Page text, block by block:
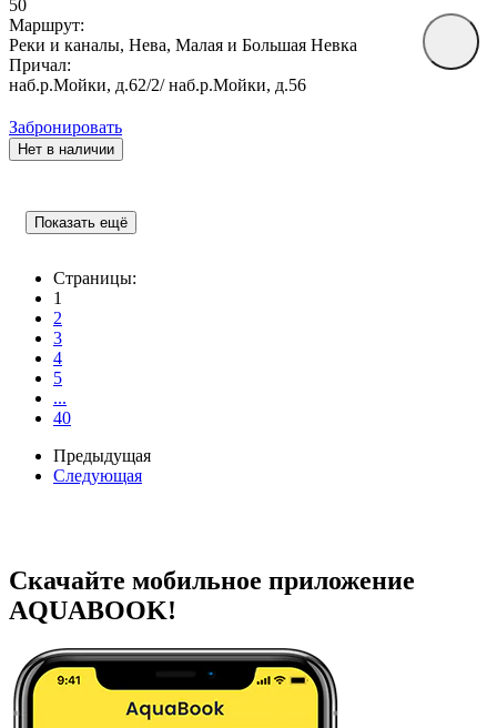
50
Маршрут:
Реки и каналы, Нева, Малая и Большая Невка
Причал:
наб.р.Мойки, д.62/2/ наб.р.Мойки, д.56
Забронировать
Нет в наличии
Показать ещё
Страницы:
1
2
3
4
5
...
40
Предыдущая
Следующая
Скачайте мобильное приложение
AQUABOOK!